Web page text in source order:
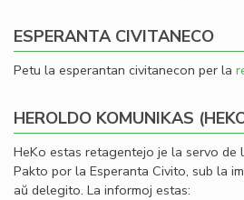
ESPERANTA CIVITANECO
Petu la esperantan civitanecon per la
HEROLDO KOMUNIKAS
HeKo estas retagentejo je la servo de
Pakto por la Esperanta Civito, sub la
aŭ delegito. La informoj estas: